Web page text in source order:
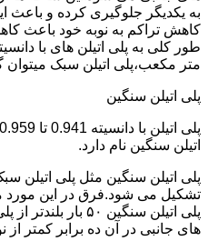
به یکدیگر جلوگیری کرده و باعث
کاهش تراکم به نوبه خود باعث
متر مکعب،پلی اتیلن سبک
پلی اتیلن سنگین
اتیلن سنگین نام دارد.
پلی اتیلن سنگین مثل پلی اتیلن
تشکیل می شود.فرق در این مورد
پلی اتیلن سنگین
های جانبی در آن ده برابر کمتر